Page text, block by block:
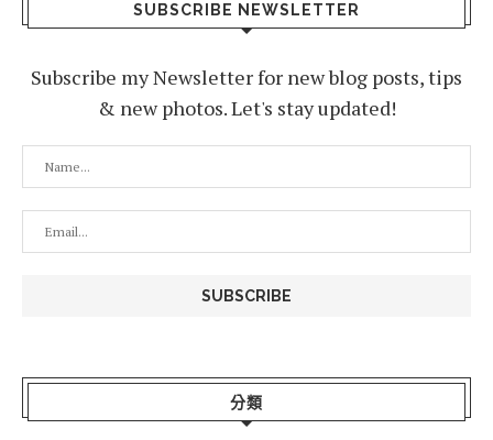
SUBSCRIBE NEWSLETTER
Subscribe my Newsletter for new blog posts, tips
& new photos. Let's stay updated!
分類